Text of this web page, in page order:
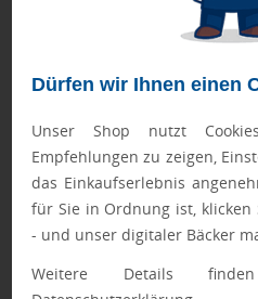
Dürfen wir Ihnen einen
Unser Shop nutzt
Empfehlungen zu zeigen,
das Einkaufserlebnis
für Sie in Ordnung ist,
- und unser digitaler Bäcker
Weitere Details